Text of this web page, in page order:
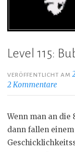
Level 115:
VERÖFFENTLICHT AM
2 Kommentare
Wenn man an die
dann fallen